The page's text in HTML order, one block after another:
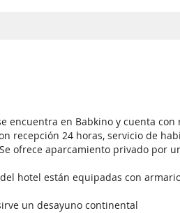
encuentra en Babkino y cuenta
recepción 24 horas, servicio de
ofrece aparcamiento privado por
hotel están equipadas con
un desayuno continental